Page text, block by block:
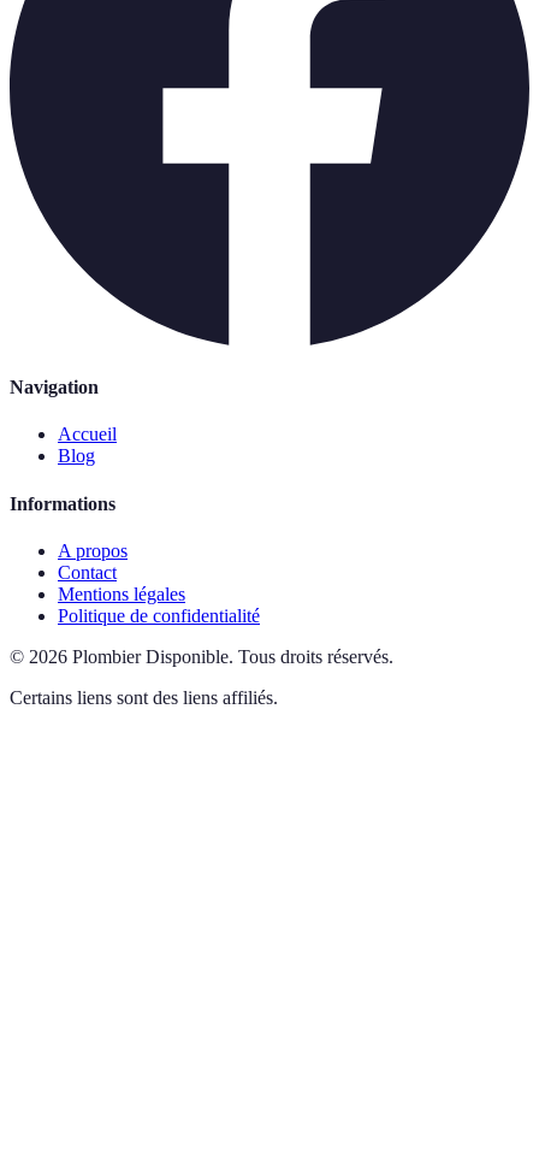
Navigation
Accueil
Blog
Informations
A propos
Contact
Mentions légales
Politique de confidentialité
© 2026 Plombier Disponible. Tous droits réservés.
Certains liens sont des liens affiliés.